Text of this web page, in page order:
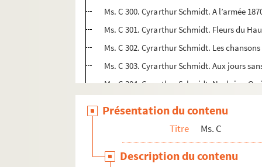
Ms. C 300. Cyrarthur Schmidt. A l’armée
Ms. C 301. Cyrarthur Schmidt. Fleurs du
Ms. C 302. Cyrarthur Schmidt. Les chansons
Ms. C 303. Cyrarthur Schmidt. Aux jours
Ms. C 304. Cyrarthur Schmidt. Nosbri ex
Ms. C 308. Léon Lefebvre (1848-1916).
Présentation du contenu
Titre Ms. C
Description du contenu